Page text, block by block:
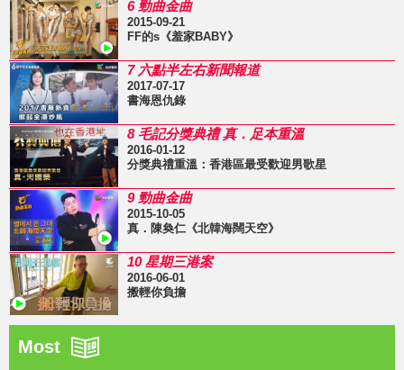
6 勁曲金曲
2015-09-21
FF的s《羞家BABY》
7 六點半左右新聞報道
2017-07-17
書海恩仇錄
8 毛記分獎典禮 真．足本重溫
2016-01-12
分獎典禮重溫：香港區最受歡迎男歌星
9 勁曲金曲
2015-10-05
真．陳奐仁《北韓海闊天空》
10 星期三港案
2016-06-01
搬輕你負擔
Most